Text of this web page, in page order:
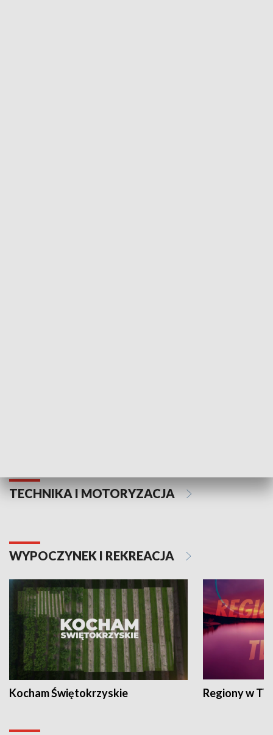
TECHNIKA I MOTORYZACJA
WYPOCZYNEK I REKREACJA
Kocham Świętokrzyskie Regiony w